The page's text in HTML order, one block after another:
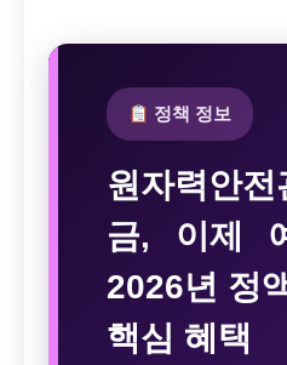
정책 정보
원자력안전
금, 이제
2026년 정
핵심 혜택